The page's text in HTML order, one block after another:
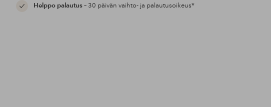
Helppo palautus– 30 päivän vaihto- ja palautusoikeus*